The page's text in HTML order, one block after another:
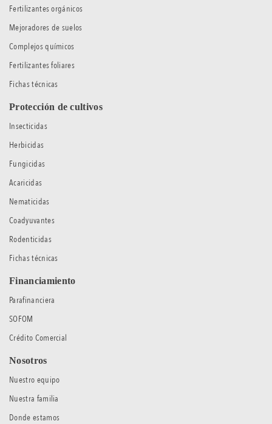
Fertilizantes orgánicos
Mejoradores de suelos
Complejos químicos
Fertilizantes foliares
Fichas técnicas
Protección de cultivos
Insecticidas
Herbicidas
Fungicidas
Acaricidas
Nematicidas
Coadyuvantes
Rodenticidas
Fichas técnicas
Financiamiento
Parafinanciera
SOFOM
Crédito Comercial
Nosotros
Nuestro equipo
Nuestra familia
Donde estamos